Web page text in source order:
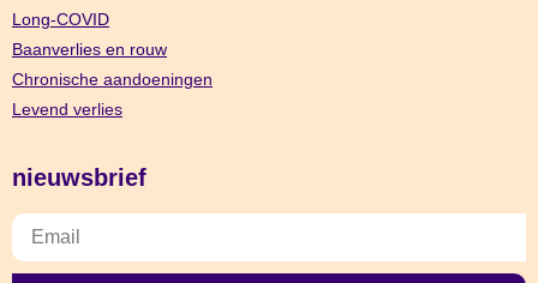
Long-COVID
Baanverlies en rouw
Chronische aandoeningen
Levend verlies
nieuwsbrief